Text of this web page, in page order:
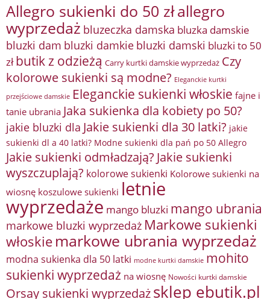
Allegro sukienki do 50 złallegro
wyprzedaż bluzeczka damska bluzka damskie
bluzki dam bluzki damkie bluzki damski bluzki to 50
zł butik z odzieżą Carry kurtki damskie wyprzedaż Czy
kolorowe sukienki są modne? Eleganckie kurtki
przejściowe damskie Eleganckie sukienki włoskie fajne i
tanie ubrania Jaka sukienka dla kobiety po 50?
jakie bluzki dla Jakie sukienki dla 30 latki? jakie
sukienki dl a 40 latki? Modne sukienki dla pań po 50 Allegro
Jakie sukienki odmładzają? Jakie sukienki
wyszczuplają? kolorowe sukienki Kolorowe sukienki na
wiosnę koszulowe sukienki letnie
wyprzedaże mango bluzki mango ubrania
markowe bluzki wyprzedaż Markowe sukienki
włoskie markowe ubrania wyprzedaż
modna sukienka dla 50 latki modne kurtki damskie mohito
sukienki wyprzedaż na wiosnę Nowości kurtki damskie
Orsay sukienki wyprzedażsklep ebutik.pl